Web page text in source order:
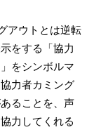
アウトとは逆転
をする「協力
をシンボルマ
力者カミング
ることを、声
力してくれる